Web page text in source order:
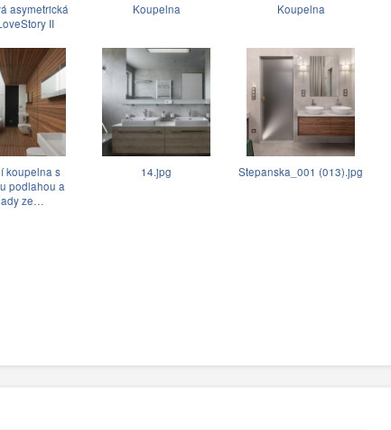
asymetrická
II
Koupelna Koupelna
koupelna s
podlahou a
ze…
14.jpg Stepanska_001 (013).jpg